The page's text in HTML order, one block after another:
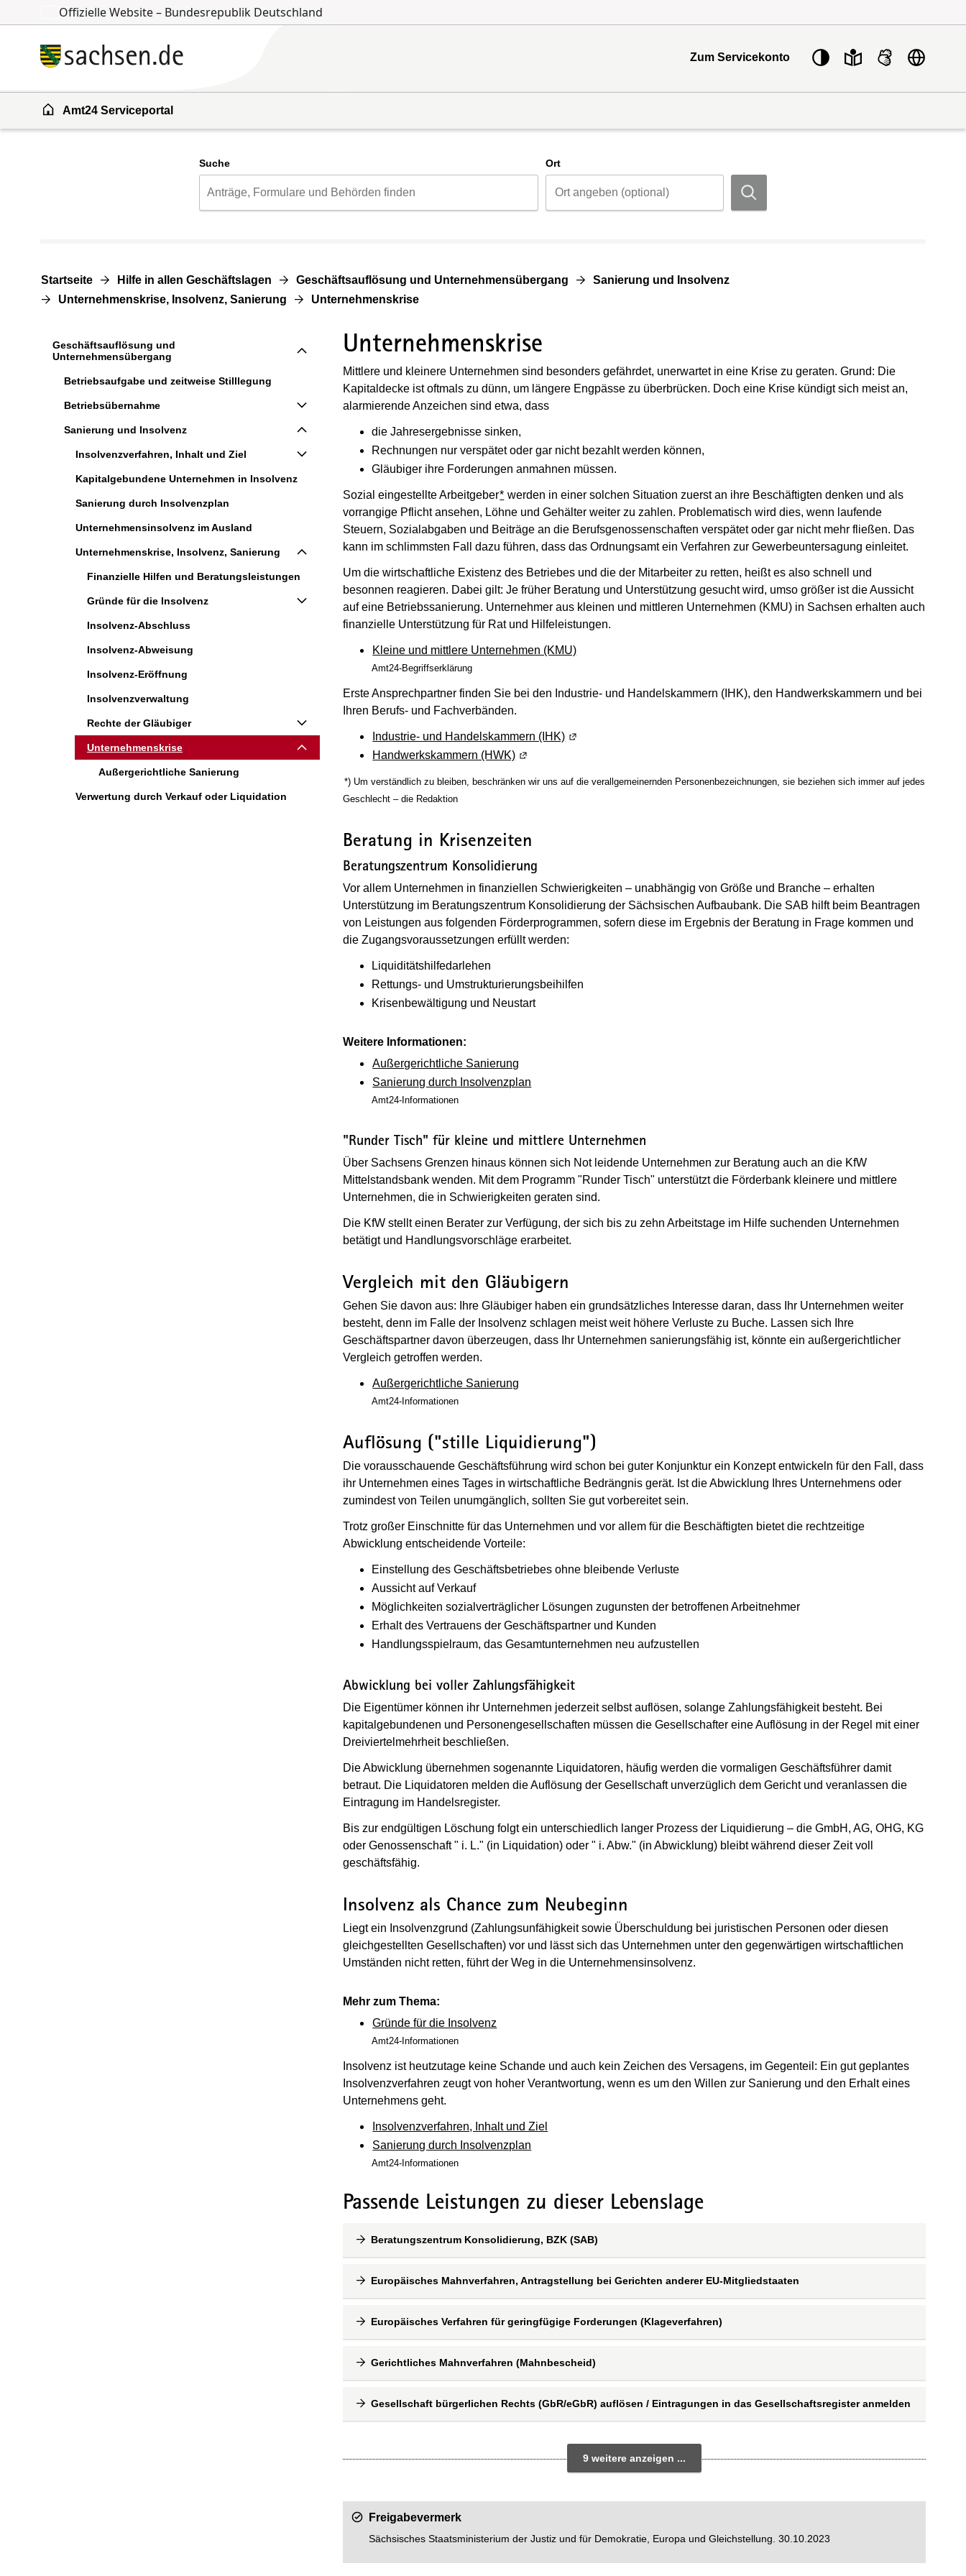
Zum Inhalt springen
Zur Suche springen
Offizielle Website – Bundesrepublik Deutschland
Zum Servicekonto Sprache
Amt24 Serviceportal
Suche Ort
Suchen
Startseite Hilfe in allen Geschäftslagen Geschäftsauflösung und Unternehmensübergang
Sanierung und Insolvenz
Unternehmenskrise, Insolvenz, Sanierung
Unternehmenskrise
Geschäftsauflösung und
Unternehmensübergang
Betriebsaufgabe und zeitweise Stilllegung
Betriebsübernahme
Sanierung und Insolvenz
Insolvenzverfahren, Inhalt und Ziel
Kapitalgebundene Unternehmen in Insolvenz
Sanierung durch Insolvenzplan
Unternehmensinsolvenz im Ausland
Unternehmenskrise, Insolvenz, Sanierung
Finanzielle Hilfen und Beratungsleistungen
Gründe für die Insolvenz
Insolvenz-Abschluss
Insolvenz-Abweisung
Insolvenz-Eröffnung
Insolvenzverwaltung
Rechte der Gläubiger
Unternehmenskrise
Außergerichtliche Sanierung
Verwertung durch Verkauf oder Liquidation
Unternehmenskrise
Mittlere und kleinere Unternehmen sind besonders gefährdet, unerwartet in eine Krise zu geraten. Grund: Die
Kapitaldecke ist oftmals zu dünn, um längere Engpässe zu überbrücken. Doch eine Krise kündigt sich meist an,
alarmierende Anzeichen sind etwa, dass
die Jahresergebnisse sinken,
Rechnungen nur verspätet oder gar nicht bezahlt werden können,
Gläubiger ihre Forderungen anmahnen müssen.
Sozial eingestellte Arbeitgeber* werden in einer solchen Situation zuerst an ihre Beschäftigten denken und als
vorrangige Pflicht ansehen, Löhne und Gehälter weiter zu zahlen. Problematisch wird dies, wenn laufende
Steuern, Sozialabgaben und Beiträge an die Berufsgenossenschaften verspätet oder gar nicht mehr fließen. Das
kann im schlimmsten Fall dazu führen, dass das Ordnungsamt ein Verfahren zur Gewerbeuntersagung einleitet.
Um die wirtschaftliche Existenz des Betriebes und die der Mitarbeiter zu retten, heißt es also schnell und
besonnen reagieren. Dabei gilt: Je früher Beratung und Unterstützung gesucht wird, umso größer ist die Aussicht
auf eine Betriebssanierung. Unternehmer aus kleinen und mittleren Unternehmen (KMU) in Sachsen erhalten auch
finanzielle Unterstützung für Rat und Hilfeleistungen.
Kleine und mittlere Unternehmen (KMU)
Amt24-Begriffserklärung
Erste Ansprechpartner finden Sie bei den Industrie- und Handelskammern (IHK), den Handwerkskammern und bei
Ihren Berufs- und Fachverbänden.
Industrie- und Handelskammern (IHK) (Wird in einem neuen Fenster geöffnet)
Handwerkskammern (HWK) (Wird in einem neuen Fenster geöffnet)
(Wird in einem neuen Fenster geöffnet)
*) Um verständlich zu bleiben, beschränken wir uns auf die verallgemeinernden Personenbezeichnungen, sie beziehen sich immer auf jedes
Geschlecht – die Redaktion
Beratung in Krisenzeiten
Beratungszentrum Konsolidierung
Vor allem Unternehmen in finanziellen Schwierigkeiten – unabhängig von Größe und Branche – erhalten
Unterstützung im Beratungszentrum Konsolidierung der Sächsischen Aufbaubank. Die SAB hilft beim Beantragen
von Leistungen aus folgenden Förderprogrammen, sofern diese im Ergebnis der Beratung in Frage kommen und
die Zugangsvoraussetzungen erfüllt werden:
Liquiditätshilfedarlehen
Rettungs- und Umstrukturierungsbeihilfen
Krisenbewältigung und Neustart
Weitere Informationen:
Außergerichtliche Sanierung
Sanierung durch Insolvenzplan
Amt24-Informationen
"Runder Tisch" für kleine und mittlere Unternehmen
Über Sachsens Grenzen hinaus können sich Not leidende Unternehmen zur Beratung auch an die KfW
Mittelstandsbank wenden. Mit dem Programm "Runder Tisch" unterstützt die Förderbank kleinere und mittlere
Unternehmen, die in Schwierigkeiten geraten sind.
Die KfW stellt einen Berater zur Verfügung, der sich bis zu zehn Arbeitstage im Hilfe suchenden Unternehmen
betätigt und Handlungsvorschläge erarbeitet.
Vergleich mit den Gläubigern
Gehen Sie davon aus: Ihre Gläubiger haben ein grundsätzliches Interesse daran, dass Ihr Unternehmen weiter
besteht, denn im Falle der Insolvenz schlagen meist weit höhere Verluste zu Buche. Lassen sich Ihre
Geschäftspartner davon überzeugen, dass Ihr Unternehmen sanierungsfähig ist, könnte ein außergerichtlicher
Vergleich getroffen werden.
Außergerichtliche Sanierung
Amt24-Informationen
Auflösung ("stille Liquidierung")
Die vorausschauende Geschäftsführung wird schon bei guter Konjunktur ein Konzept entwickeln für den Fall, dass
ihr Unternehmen eines Tages in wirtschaftliche Bedrängnis gerät. Ist die Abwicklung Ihres Unternehmens oder
zumindest von Teilen unumgänglich, sollten Sie gut vorbereitet sein.
Trotz großer Einschnitte für das Unternehmen und vor allem für die Beschäftigten bietet die rechtzeitige
Abwicklung entscheidende Vorteile:
Einstellung des Geschäftsbetriebes ohne bleibende Verluste
Aussicht auf Verkauf
Möglichkeiten sozialverträglicher Lösungen zugunsten der betroffenen Arbeitnehmer
Erhalt des Vertrauens der Geschäftspartner und Kunden
Handlungsspielraum, das Gesamtunternehmen neu aufzustellen
Abwicklung bei voller Zahlungsfähigkeit
Die Eigentümer können ihr Unternehmen jederzeit selbst auflösen, solange Zahlungsfähigkeit besteht. Bei
kapitalgebundenen und Personengesellschaften müssen die Gesellschafter eine Auflösung in der Regel mit einer
Dreiviertelmehrheit beschließen.
Die Abwicklung übernehmen sogenannte Liquidatoren, häufig werden die vormaligen Geschäftsführer damit
betraut. Die Liquidatoren melden die Auflösung der Gesellschaft unverzüglich dem Gericht und veranlassen die
Eintragung im Handelsregister.
Bis zur endgültigen Löschung folgt ein unterschiedlich langer Prozess der Liquidierung – die GmbH, AG, OHG, KG
oder Genossenschaft " i. L." (in Liquidation) oder " i. Abw." (in Abwicklung) bleibt während dieser Zeit voll
geschäftsfähig.
Insolvenz als Chance zum Neubeginn
Liegt ein Insolvenzgrund (Zahlungsunfähigkeit sowie Überschuldung bei juristischen Personen oder diesen
gleichgestellten Gesellschaften) vor und lässt sich das Unternehmen unter den gegenwärtigen wirtschaftlichen
Umständen nicht retten, führt der Weg in die Unternehmensinsolvenz.
Mehr zum Thema:
Gründe für die Insolvenz
Amt24-Informationen
Insolvenz ist heutzutage keine Schande und auch kein Zeichen des Versagens, im Gegenteil: Ein gut geplantes
Insolvenzverfahren zeugt von hoher Verantwortung, wenn es um den Willen zur Sanierung und den Erhalt eines
Unternehmens geht.
Insolvenzverfahren, Inhalt und Ziel
Sanierung durch Insolvenzplan
Amt24-Informationen
Passende Leistungen zu dieser Lebenslage
Beratungszentrum Konsolidierung, BZK (SAB)
Europäisches Mahnverfahren, Antragstellung bei Gerichten anderer EU-Mitgliedstaaten
Europäisches Verfahren für geringfügige Forderungen (Klageverfahren)
Gerichtliches Mahnverfahren (Mahnbescheid)
Gesellschaft bürgerlichen Rechts (GbR/eGbR) auflösen / Eintragungen in das Gesellschaftsregister anmelden
9 weitere anzeigen ...
Freigabevermerk
Sächsisches Staatsministerium der Justiz und für Demokratie, Europa und Gleichstellung. 30.10.2023